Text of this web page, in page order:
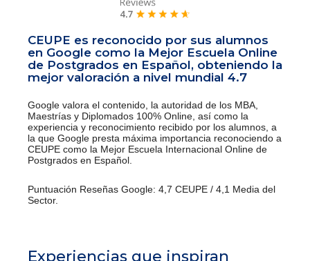
CEUPE es reconocido por sus alumnos
en Google como la Mejor Escuela Online
de Postgrados en Español, obteniendo la
mejor valoración a nivel mundial 4.7
Google valora el contenido, la autoridad de los MBA,
Maestrías y Diplomados 100% Online, así como la
experiencia y reconocimiento recibido por los alumnos, a
la que Google presta máxima importancia reconociendo a
CEUPE como la Mejor Escuela Internacional Online de
Postgrados en Español.
Puntuación Reseñas Google: 4,7 CEUPE / 4,1 Media del
Sector.
Experiencias que inspiran